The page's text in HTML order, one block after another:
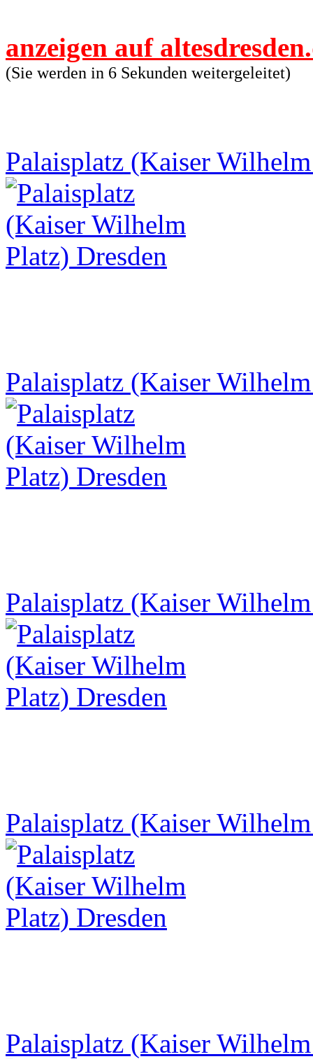
anzeigen auf
(Sie werden in 5 Sekunden weitergeleitet)
Palaisplatz (Kaiser
Palaisplatz (Kaiser
Palaisplatz (Kaiser
Palaisplatz (Kaiser
Palaisplatz (Kaiser